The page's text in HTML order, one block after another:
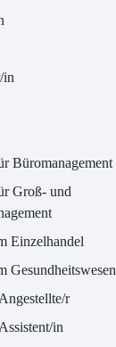
in
Büromanagement
Groß- und
Einzelhandel
Gesundheitswesen
r
in